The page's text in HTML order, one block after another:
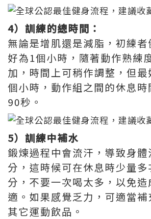
4）訓練的總時間：
無論是增肌還是減脂，初練者
好為1個小時，隨著動作熟練
加，時間上可稍作調整，但
個小時，動作組之間的休息時
90秒。
5）訓練中補水
鍛煉過程中會流汗，導致身體
分，這時候可在休息時少量多
分，不要一次喝太多，以免造
適。如果感覺乏力，可適當
其它運動飲品。